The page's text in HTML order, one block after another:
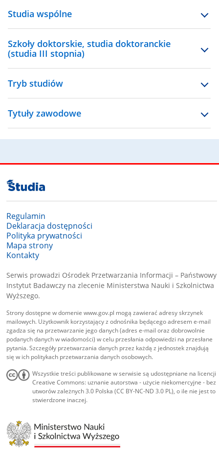
Studia wspólne
Szkoły doktorskie, studia doktoranckie
(studia III stopnia)
Tryb studiów
Tytuły zawodowe
Regulamin
Deklaracja dostępności
Mapa strony
Kontakty
Serwis prowadzi Ośrodek Przetwarzania Informacji – Państwowy
Instytut Badawczy na zlecenie Ministerstwa Nauki i Szkolnictwa
Wyższego.
Strony dostępne w domenie www.gov.pl mogą zawierać adresy skrzynek
mailowych. Użytkownik korzystający z odnośnika będącego adresem e-mail
zgadza się na przetwarzanie jego danych (adres e-mail oraz dobrowolnie
podanych danych w wiadomości) w celu przesłania odpowiedzi na przesłane
pytania. Szczegóły przetwarzania danych przez każdą z jednostek znajdują
się w ich politykach przetwarzania danych osobowych.
Wszystkie treści publikowane w serwisie są udostępniane na licencji
Creative Commons: uznanie autorstwa - użycie niekomercyjne - bez
utworów zależnych 3.0 Polska (CC BY-NC-ND 3.0 PL), o ile nie jest to
stwierdzone inaczej.